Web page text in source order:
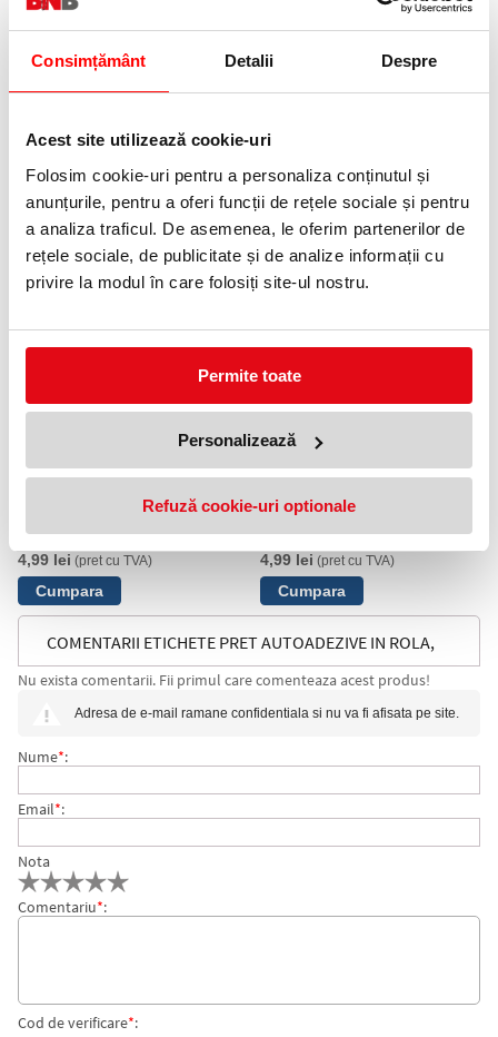
Consimțământ Detalii Despre
Acest site utilizează cookie-uri
Folosim cookie-uri pentru a personaliza conținutul și
anunțurile, pentru a oferi funcții de rețele sociale și pentru
a analiza traficul. De asemenea, le oferim partenerilor de
rețele sociale, de publicitate și de analize informații cu
privire la modul în care folosiți site-ul nostru.
Permite toate
Personalizează
Refuză cookie-uri optionale
Adauga in wishlist
Rola de pret 26 x 16 mm 1000 etichete/rola verde.
PRODUSE SIMILARE
Etichete pret autoadezive in rola,
26 x 12 mm, verde 1500
etichete/rola
4,99 lei (pret cu TVA)
Etichete pret autoadezive in
rola, 26 x 16 mm, portocaliu,
1000 etichete/rola
4,99 lei (pret cu TVA)
COMENTARII ETICHETE PRET AUTOADEZIVE IN ROLA,
26 X 16 MM, VERDE, 1000 ETICHETE/ROLA
Nu exista comentarii. Fii primul care comenteaza acest produs!
Adresa de e-mail ramane confidentiala si nu va fi afisata pe site.
Nume*:
Email*:
Nota
Comentariu*:
Cod de verificare*: